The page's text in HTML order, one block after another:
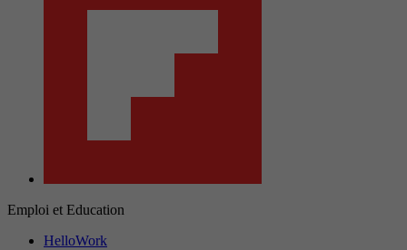
Emploi et Education
HelloWork